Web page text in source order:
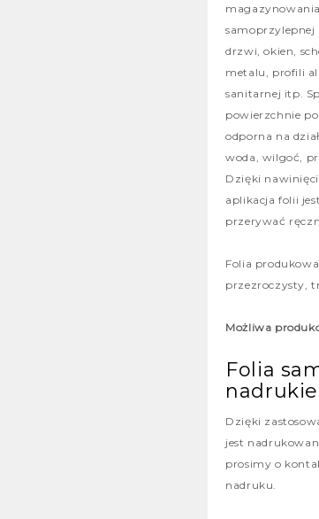
samoprzylepnej
drzwi, okien,
metalu, profili
sanitarnej itp.
powierzchnie
odporna na
woda, wilgoć,
Dzięki
aplikacja folii
przerywać
Folia
przezroczysty,
Możliwa
Folia
Dzięki
jest
prosimy o
nadruku.